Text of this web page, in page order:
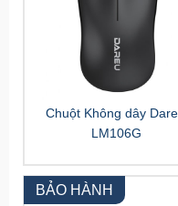
Chuột Không dây
LM106G
BẢO HÀNH